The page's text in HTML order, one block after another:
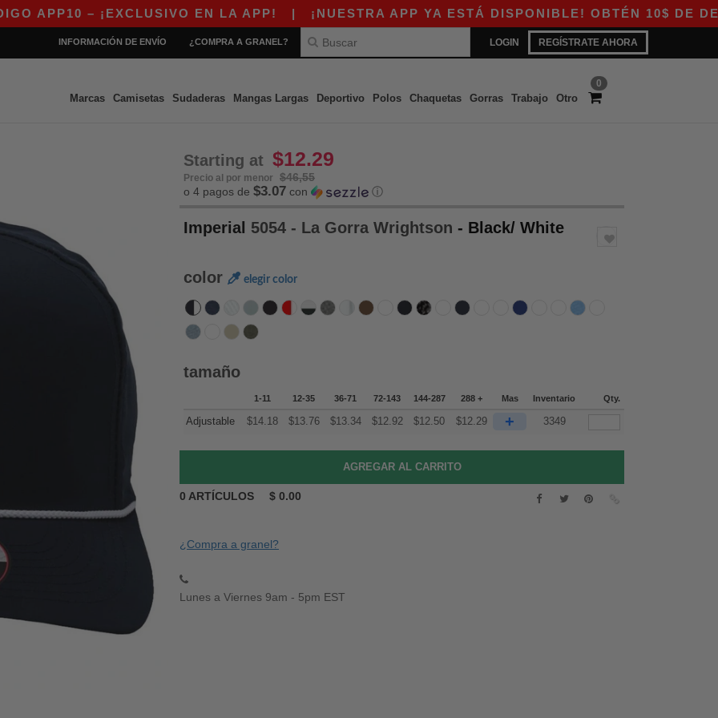
– ¡EXCLUSIVO EN LA APP!|¡NUESTRA APP YA ESTÁ DISPONIBLE! OBTÉN 10$ DE
LOGIN REGÍSTRATE AHORA
INFORMACIÓN DE ENVÍO ¿COMPRA A GRANEL?
0
Marcas Camisetas Sudaderas Mangas Largas Deportivo Polos Chaquetas Gorras Trabajo Otro
Starting at $12.29
Precio al por menor
$46,55
o 4 pagos de $3.07 con ⓘ
Imperial 5054 - La Gorra Wrightson - Black/ White
color elegir color
tamaño
1-11 12-35 36-71 72-143 144-287 288 + Mas Inventario Qty.
Adjustable $14.18 $13.76 $13.34 $12.92 $12.50 $12.29 + 3349
0 ARTÍCULOS $ 0.00
¿Compra a granel?
Lunes a Viernes 9am - 5pm EST